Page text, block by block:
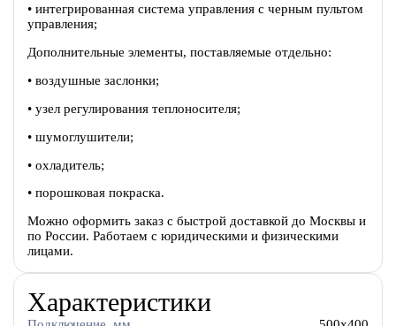
• интегрированная система управления с черным пультом
управления;
Дополнительные элементы, поставляемые отдельно:
• воздушные заслонки;
• узел регулирования теплоносителя;
• шумоглушители;
• охладитель;
• порошковая покраска.
Можно оформить заказ с быстрой доставкой до Москвы и
по России. Работаем с юридическими и физическими
лицами.
Характеристики